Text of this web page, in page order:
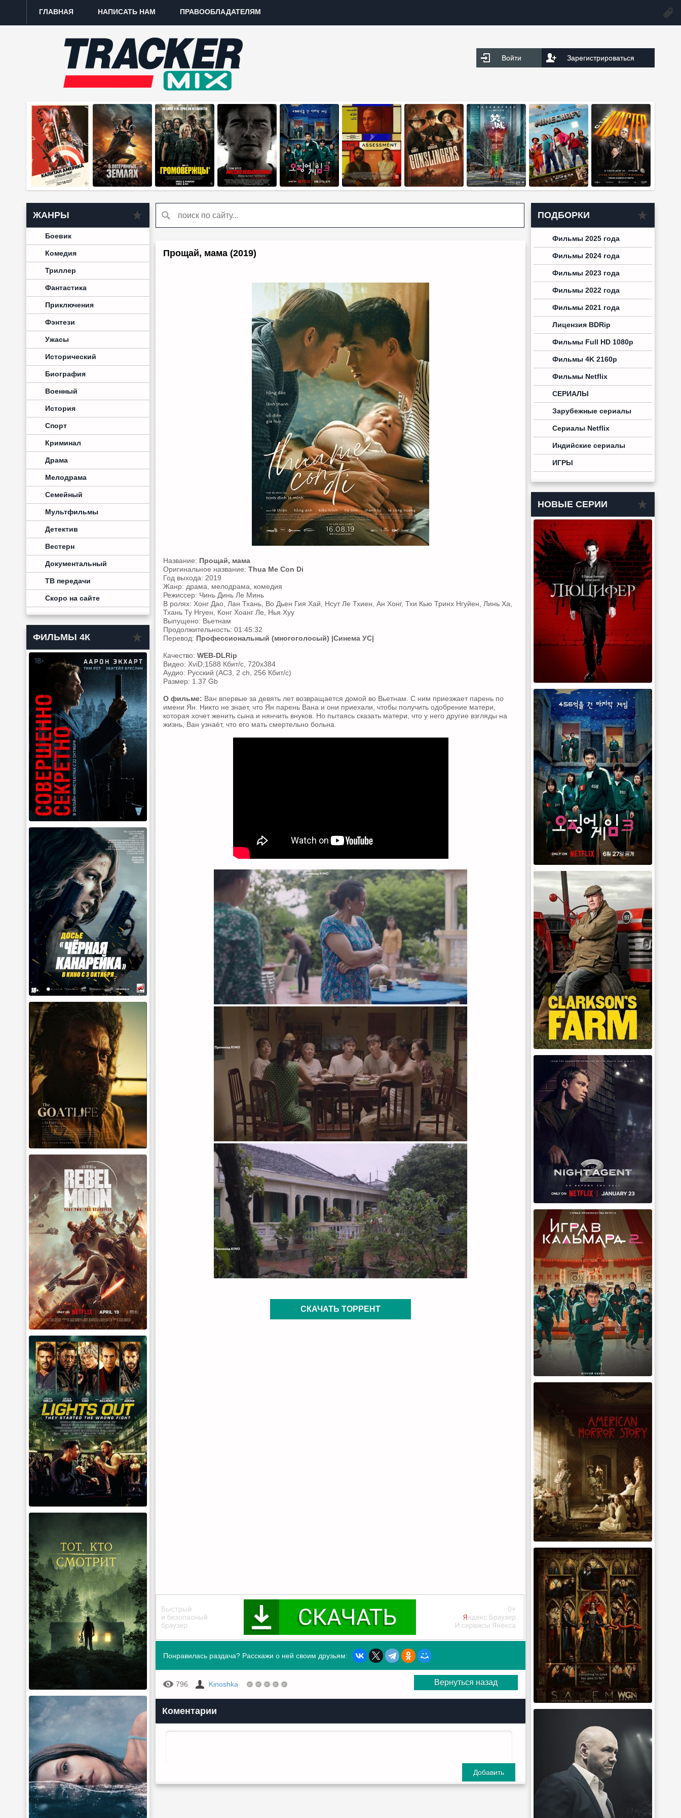
ГЛАВНАЯ НАПИСАТЬ НАМ ПРАВООБЛАДАТЕЛЯМ
Войти Зарегистрироваться
ЖАНРЫ
Боевик
Комедия
Триллер
Фантастика
Приключения
Фэнтези
Ужасы
Исторический
Биография
Военный
История
Спорт
Криминал
Драма
Мелодрама
Семейный
Мультфильмы
Детектив
Вестерн
Документальный
ТВ передачи
Скоро на сайте
ФИЛЬМЫ 4К
Прощай, мама (2019)
Название: Прощай, мама
Оригинальное название: Thua Me Con Di
Год выхода: 2019
Жанр: драма, мелодрама, комедия
Режиссер: Чинь Динь Ле Минь
В ролях: Хонг Дао, Лан Тхань, Во Дьен Гия Хай, Нсут Ле Тхиен, Ан Хонг, Тхи Кью Тринх Нгуйен, Линь Ха,
Тхань Ту Нгуен, Конг Хоанг Ле, Нья Хуу
Выпущено: Вьетнам
Продолжительность: 01:45:32
Перевод: Профессиональный (многоголосый) |Синема УС|
Качество: WEB-DLRip
Видео: XviD,1588 Кбит/с, 720x384
Аудио: Русский (AC3, 2 ch, 256 Кбит/с)
Размер: 1.37 Gb
О фильме: Ван впервые за девять лет возвращается домой во Вьетнам. С ним приезжает парень по
имени Ян. Никто не знает, что Ян парень Вана и они приехали, чтобы получить одобрение матери,
которая хочет женить сына и нянчить внуков. Но пытаясь сказать матери, что у него другие взгляды на
жизнь, Ван узнаёт, что его мать смертельно больна.
СКАЧАТЬ ТОРРЕНТ
Понравилась раздача? Расскажи о ней своим друзьям:
796 Kinoshka Вернуться назад
Коментарии
Добавить
ПОДБОРКИ
Фильмы 2025 года
Фильмы 2024 года
Фильмы 2023 года
Фильмы 2022 года
Фильмы 2021 года
Лицензия BDRip
Фильмы Full HD 1080p
Фильмы 4K 2160p
Фильмы Netflix
СЕРИАЛЫ
Зарубежные сериалы
Сериалы Netflix
Индийские сериалы
ИГРЫ
НОВЫЕ СЕРИИ